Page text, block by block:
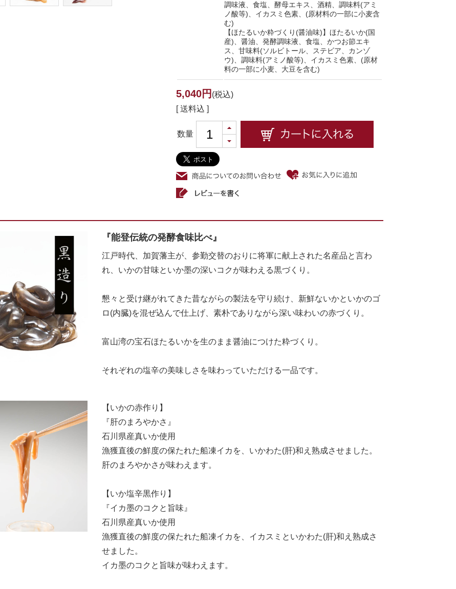
調味液、食塩、酵母エキス、酒精、調味料(アミ
ノ酸等)、イカスミ色素、(原材料の一部に小麦含
む)
【ほたるいか粋づくり(醤油味)】ほたるいか(国
産)、醤油、発酵調味液、食塩、かつお節エキ
ス、甘味料(ソルビトール、ステビア、カンゾ
ウ)、調味料(アミノ酸等)、イカスミ色素、(原材
料の一部に小麦、大豆を含む)
5,040円 (税込)
[ 送料込 ]
数量
『能登伝統の発酵食味比べ』
江戸時代、加賀藩主が、参勤交替のおりに将軍に献上された名産品と言わ
れ、いかの甘味といか墨の深いコクが味わえる黒づくり。
懇々と受け継がれてきた昔ながらの製法を守り続け、新鮮ないかといかのゴ
ロ(内臓)を混ぜ込んで仕上げ、素朴でありながら深い味わいの赤づくり。
富山湾の宝石ほたるいかを生のまま醤油につけた粋づくり。
それぞれの塩辛の美味しさを味わっていただける一品です。
【いかの赤作り】
『肝のまろやかさ』
石川県産真いか使用
漁獲直後の鮮度の保たれた船凍イカを、いかわた(肝)和え熟成させました。
肝のまろやかさが味わえます。
【いか塩辛黒作り】
『イカ墨のコクと旨味』
石川県産真いか使用
漁獲直後の鮮度の保たれた船凍イカを、イカスミといかわた(肝)和え熟成さ
せました。
イカ墨のコクと旨味が味わえます。